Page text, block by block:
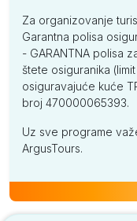
Za organizovanje
Garantna polisa
- GARANTNA polisa
štete osiguranika
osiguravajuće kuće
broj 470000065393.
Uz sve programe
ArgusTours.